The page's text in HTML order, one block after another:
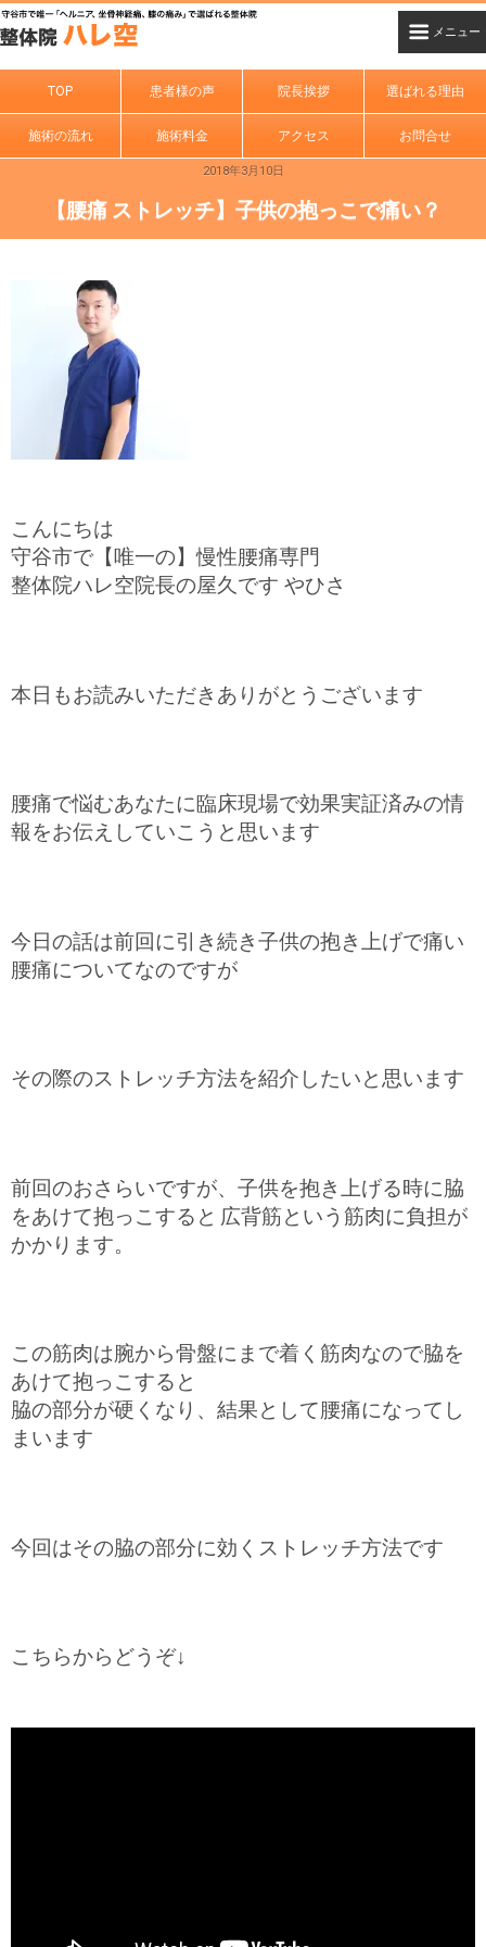
TOP 患者様の声 院長挨拶 選ばれる理由
施術の流れ 施術料金 アクセス お問合せ
2018年3月10日
【腰痛 ストレッチ】子供の抱っこで痛い？
こんにちは
守谷市で【唯一の】慢性腰痛専門
整体院ハレ空院長の屋久です やひさ
本日もお読みいただきありがとうございます
腰痛で悩むあなたに臨床現場で効果実証済みの情
報をお伝えしていこうと思います
今日の話は前回に引き続き子供の抱き上げで痛い
腰痛についてなのですが
その際のストレッチ方法を紹介したいと思います
前回のおさらいですが、子供を抱き上げる時に脇
をあけて抱っこすると 広背筋という筋肉に負担が
かかります。
この筋肉は腕から骨盤にまで着く筋肉なので脇を
あけて抱っこすると
脇の部分が硬くなり、結果として腰痛になってし
まいます
今回はその脇の部分に効くストレッチ方法です
こちらからどうぞ↓